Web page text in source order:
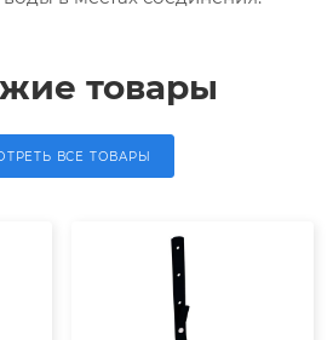
товары
ВСЕ ТОВАРЫ